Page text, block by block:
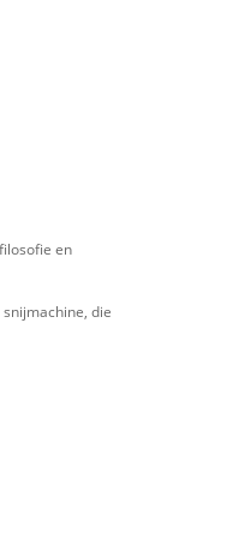
en
die